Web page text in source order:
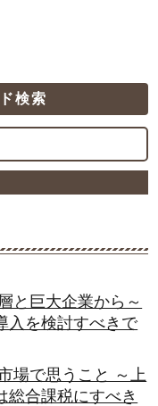
検索
と巨大企業から～
入を検討すべきで
場で思うこと ～上
総合課税にすべき